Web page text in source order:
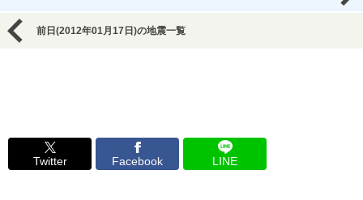
前日(2012年01月17日)の地震一覧
Twitter Facebook LINE